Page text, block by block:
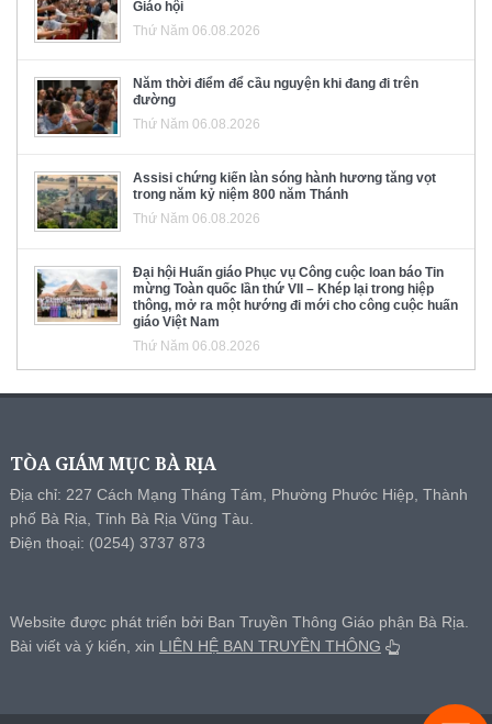
Giáo hội
Thứ Năm 06.08.2026
Năm thời điểm để cầu nguyện khi đang đi trên
đường
Thứ Năm 06.08.2026
Assisi chứng kiến làn sóng hành hương tăng vọt
trong năm kỷ niệm 800 năm Thánh
Thứ Năm 06.08.2026
Đại hội Huấn giáo Phục vụ Công cuộc loan báo Tin
mừng Toàn quốc lần thứ VII – Khép lại trong hiệp
thông, mở ra một hướng đi mới cho công cuộc huấn
giáo Việt Nam
Thứ Năm 06.08.2026
TÒA GIÁM MỤC BÀ RỊA
Địa chỉ: 227 Cách Mạng Tháng Tám, Phường Phước Hiệp, Thành
phố Bà Rịa, Tỉnh Bà Rịa Vũng Tàu.
Điện thoại: (0254) 3737 873
Website được phát triển bởi Ban Truyền Thông Giáo phận Bà Rịa.
Bài viết và ý kiến, xin LIÊN HỆ BAN TRUYỀN THÔNG